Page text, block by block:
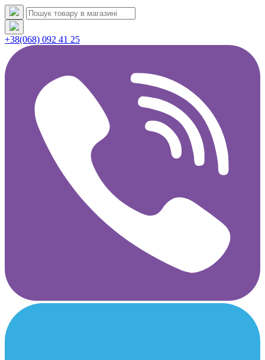
+38(068) 092 41 25